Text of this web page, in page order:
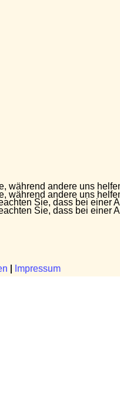
andere uns
Sie, dass bei
Impressum
andere uns
Sie, dass bei
Impressum